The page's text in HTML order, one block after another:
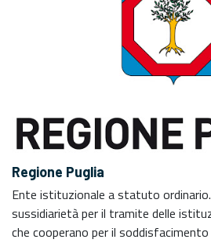
Regione Puglia
Ente istituzionale a statuto
sussidiarietà per il tramite delle
che cooperano per il soddisfacimento